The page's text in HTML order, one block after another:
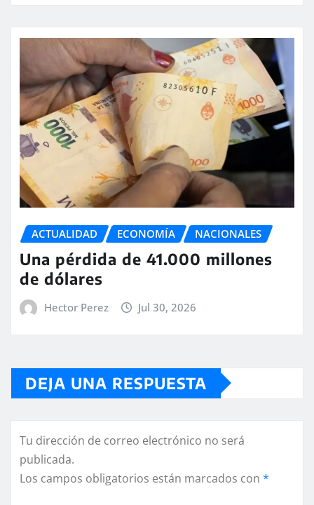
ACTUALIDAD ECONOMÍA NACIONALES
Una pérdida de 41.000 millones
de dólares
Hector Perez Jul 30, 2026
DEJA UNA RESPUESTA
Tu dirección de correo electrónico no será
publicada.
Los campos obligatorios están marcados con *